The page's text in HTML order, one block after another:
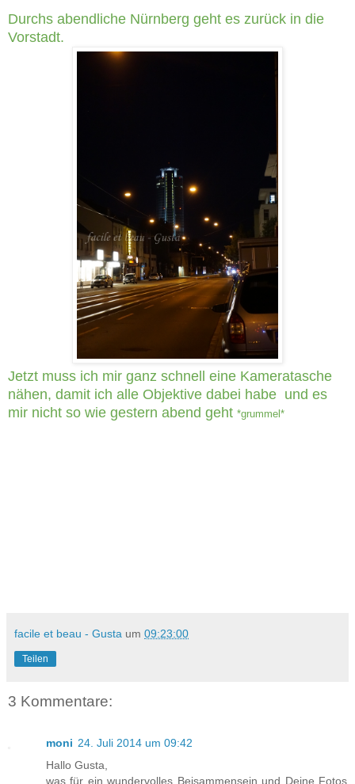
Durchs abendliche Nürnberg geht es zurück in die
Vorstadt.
Jetzt muss ich mir ganz schnell eine Kameratasche
nähen, damit ich alle Objektive dabei habe und es
mir nicht so wie gestern abend geht *grummel*
facile et beau - Gusta um 09:23:00
Teilen
3 Kommentare:
moni 24. Juli 2014 um 09:42
Hallo Gusta,
was für ein wundervolles Beisammensein und Deine Fotos